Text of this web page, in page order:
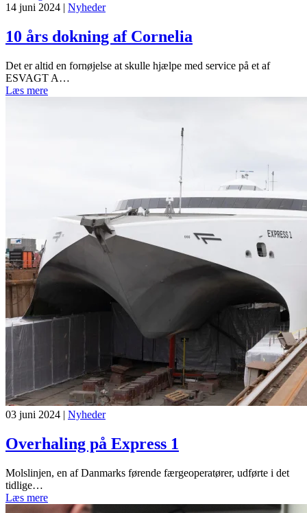
14 juni 2024 | Nyheder
10 års dokning af Cornelia
Det er altid en fornøjelse at skulle hjælpe med service på et af
ESVAGT A…
Læs mere
03 juni 2024 | Nyheder
Overhaling på Express 1
Molslinjen, en af Danmarks førende færgeoperatører, udførte i det
tidlige…
Læs mere